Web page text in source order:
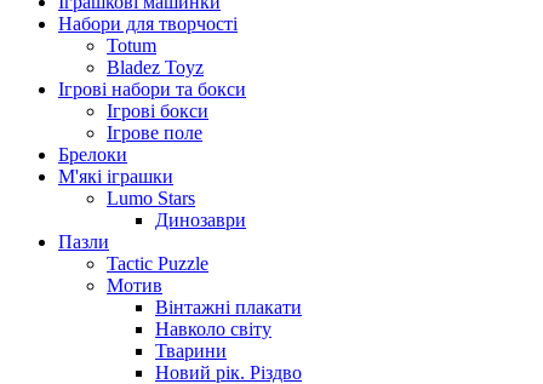
Набори для творчості
Totum
Bladez Toyz
Ігрові набори та бокси
Ігрові бокси
Ігрове поле
Брелоки
М'які іграшки
Lumo Stars
Динозаври
Пазли
Tactic Puzzle
Мотив
Вінтажні плакати
Навколо світу
Тварини
Новий рік. Різдво